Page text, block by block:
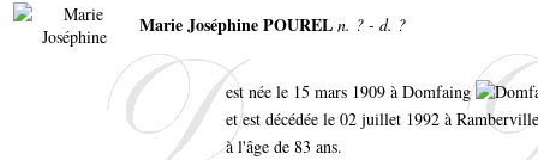
Marie Joséphine POUREL n. ? - d. ?
est née le 15 mars 1909 à Domfaing
et est décédée le 02 juillet 1992 à
à l'âge de 83 ans.